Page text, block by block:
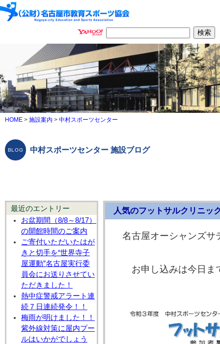
HOME > 施設案内 > 中村スポーツセンター
中村スポーツセンター 施設ブログ
最近のエントリー
お盆期間（8/8～8/17）
の開館時間のご案内
ご寄付いただいたはが
きと切手を“世界寺子
屋運動”名古屋実行委
員会にお送りさせてい
ただきました！
熱中症警戒アラート連
続７日連続発令！！
梅雨が明けました！！
紫外線対策に屋内プー
ルはいかがでしょう
人気のフットサルクリニッ
名古屋オーシャンズサ
お申し込みは今日ま